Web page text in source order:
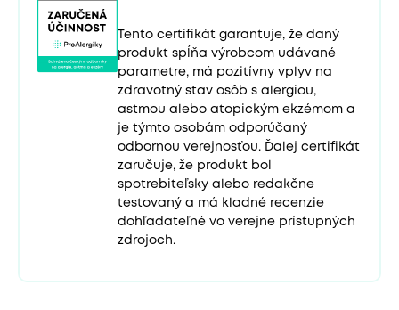
Tento certifikát garantuje, že daný
produkt spĺňa výrobcom udávané
parametre, má pozitívny vplyv na
zdravotný stav osôb s alergiou,
astmou alebo atopickým ekzémom a
je týmto osobám odporúčaný
odbornou verejnosťou. Ďalej certifikát
zaručuje, že produkt bol
spotrebiteľsky alebo redakčne
testovaný a má kladné recenzie
dohľadateľné vo verejne prístupných
zdrojoch.